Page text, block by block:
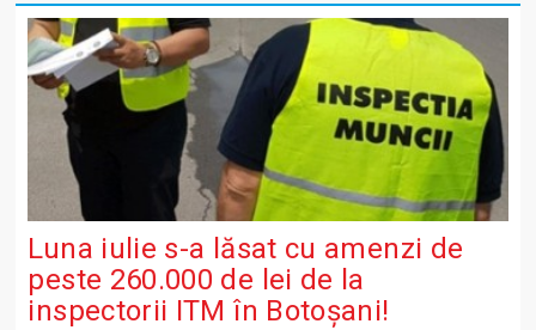
Luna iulie s-a lăsat cu amenzi de
peste 260.000 de lei de la
inspectorii ITM în Botoșani!